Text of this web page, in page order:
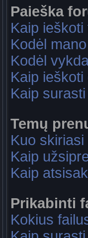
Paieška
Kaip
Kodėl
Kodėl
Kaip
Kaip
Temų
Kuo
Kaip
Kaip
Prikabinti
Kokius